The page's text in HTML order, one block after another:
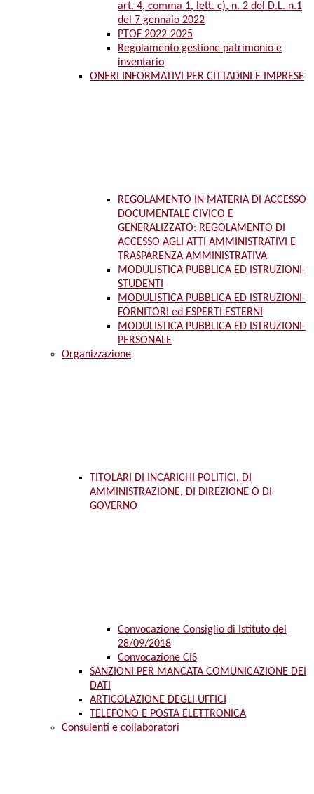
art. 4, comma 1, lett. c), n. 2 del D.L. n.1
del 7 gennaio 2022
PTOF 2022-2025
Regolamento gestione patrimonio e
inventario
ONERI INFORMATIVI PER CITTADINI E IMPRESE
REGOLAMENTO IN MATERIA DI ACCESSO
DOCUMENTALE CIVICO E
GENERALIZZATO: REGOLAMENTO DI
ACCESSO AGLI ATTI AMMINISTRATIVI E
TRASPARENZA AMMINISTRATIVA
MODULISTICA PUBBLICA ED ISTRUZIONI-
STUDENTI
MODULISTICA PUBBLICA ED ISTRUZIONI-
FORNITORI ed ESPERTI ESTERNI
MODULISTICA PUBBLICA ED ISTRUZIONI-
PERSONALE
Organizzazione
TITOLARI DI INCARICHI POLITICI, DI
AMMINISTRAZIONE, DI DIREZIONE O DI
GOVERNO
Convocazione Consiglio di Istituto del
28/09/2018
Convocazione CIS
SANZIONI PER MANCATA COMUNICAZIONE DEI
DATI
ARTICOLAZIONE DEGLI UFFICI
TELEFONO E POSTA ELETTRONICA
Consulenti e collaboratori